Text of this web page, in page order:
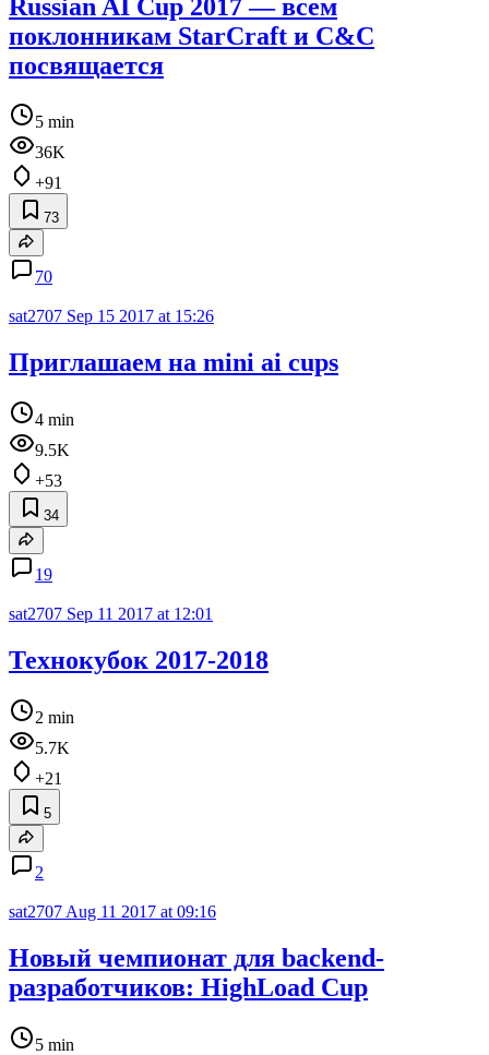
Russian AI Cup 2017 — всем
поклонникам StarCraft и C&C
посвящается
5 min
36K
+91
73
70
sat2707 Sep 15 2017 at 15:26
Приглашаем на mini ai cups
4 min
9.5K
+53
34
19
sat2707 Sep 11 2017 at 12:01
Технокубок 2017-2018
2 min
5.7K
+21
5
2
sat2707 Aug 11 2017 at 09:16
Новый чемпионат для backend-
разработчиков: HighLoad Cup
5 min